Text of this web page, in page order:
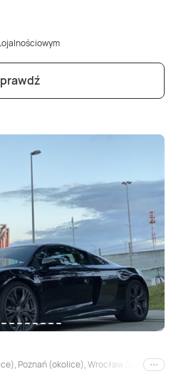
Poznań (okolice), Wrocław (okolice),
i inne